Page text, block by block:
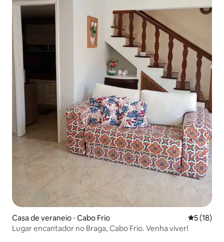
Casa de veraneio ⋅ Cabo Frio 5 de uma
5 (18)
Lugar encantador no Braga, Cabo Frio. Venha viver!